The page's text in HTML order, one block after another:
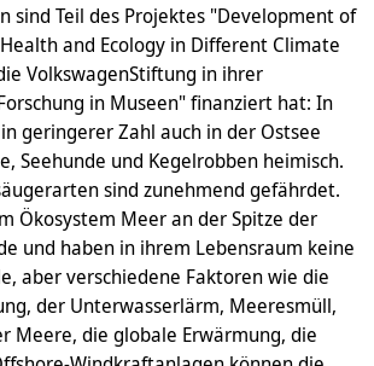
sind Teil des Projektes "Development of
and Ecology in Different Climate
VolkswagenStiftung in ihrer
in Museen" finanziert hat: In
geringerer Zahl auch in der Ostsee
Seehunde und Kegelrobben heimisch.
sind zunehmend gefährdet.
Ökosystem Meer an der Spitze der
und haben in ihrem Lebensraum keine
aber verschiedene Faktoren wie die
der Unterwasserlärm, Meeresmüll,
Meere, die globale Erwärmung, die